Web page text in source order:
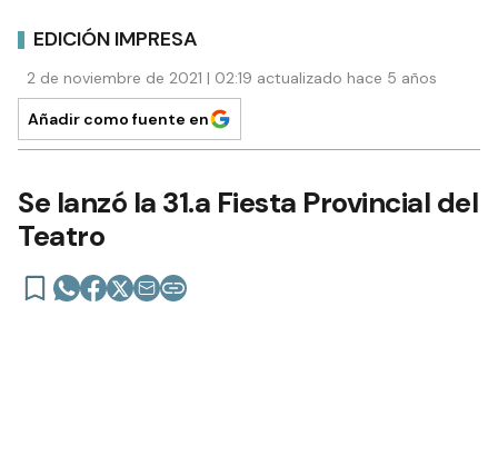
EDICIÓN IMPRESA
2 de noviembre de 2021 | 02:19 actualizado hace 5 años
Añadir como fuente en
Se lanzó la 31.a Fiesta Provincial del
Teatro